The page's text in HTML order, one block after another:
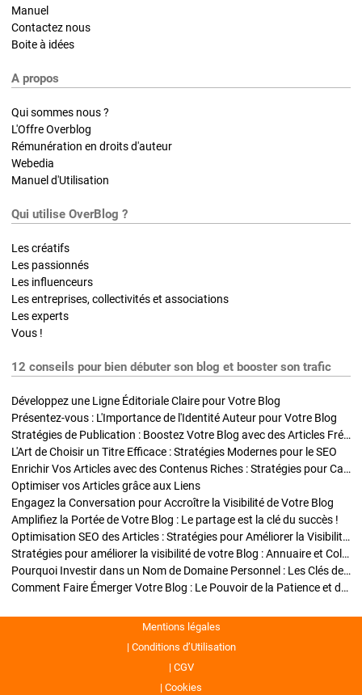
Manuel
Contactez nous
Boite à idées
A propos
Qui sommes nous ?
L'Offre Overblog
Rémunération en droits d'auteur
Webedia
Manuel d'Utilisation
Qui utilise OverBlog ?
Les créatifs
Les passionnés
Les influenceurs
Les entreprises, collectivités et associations
Les experts
Vous !
12 conseils pour bien débuter son blog et booster son trafic
Développez une Ligne Éditoriale Claire pour Votre Blog
Présentez-vous : L'Importance de l'Identité Auteur pour Votre Blog
Stratégies de Publication : Boostez Votre Blog avec des Articles Fréquents et Exclusifs
L'Art de Choisir un Titre Efficace : Stratégies Modernes pour le SEO
Enrichir Vos Articles avec des Contenus Riches : Stratégies pour Captiver et Optimiser
Optimiser vos Articles grâce aux Liens
Engagez la Conversation pour Accroître la Visibilité de Votre Blog
Amplifiez la Portée de Votre Blog : Le partage est la clé du succès !
Optimisation SEO des Articles : Stratégies pour Améliorer la Visibilité de Votre Blog
Stratégies pour améliorer la visibilité de votre Blog : Annuaire et Collaborations
Pourquoi Investir dans un Nom de Domaine Personnel : Les Clés de la Réussite de Votre Blog
Comment Faire Émerger Votre Blog : Le Pouvoir de la Patience et de la Persévérance
Mentions légales
Conditions d’Utilisation
CGV
Cookies